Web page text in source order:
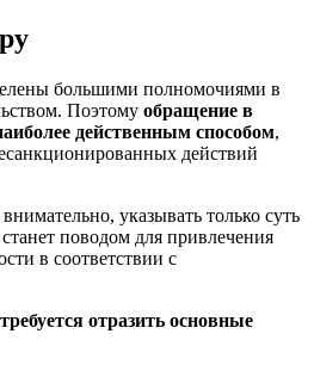
большими полномочиями в
Поэтому обращение в
действенным способом,
действий
указывать только суть
поводом для привлечения
в соответствии с
отразить основные